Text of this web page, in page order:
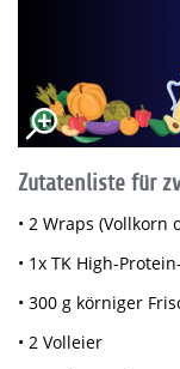
Zutatenliste für
• 2 Wraps (Vollkorn
• 1x TK High-
• 300 g körniger
• 2 Volleier